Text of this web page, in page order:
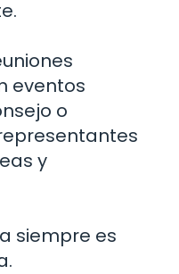
eventos
o
y
siempre es